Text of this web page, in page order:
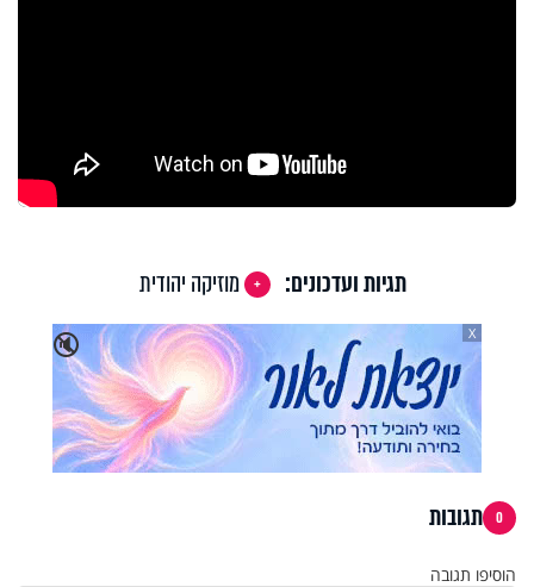
תגיות ועדכונים:
מוזיקה יהודית
🔇
X
0 תגובות
הוסיפו תגובה